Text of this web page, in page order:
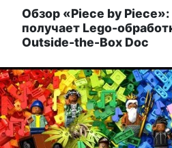
Обзор «Piece by
получает Lego-
Outside-the-Box Doc